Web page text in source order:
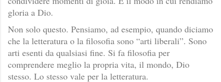
gloria a Dio.
Non solo questo. Pensiamo, ad esempio, quando diciamo
che la letteratura o la filosofia sono “arti liberali”. Sono
arti esenti da qualsiasi fine. Si fa filosofia per
comprendere meglio la propria vita, il mondo, Dio
stesso. Lo stesso vale per la letteratura.